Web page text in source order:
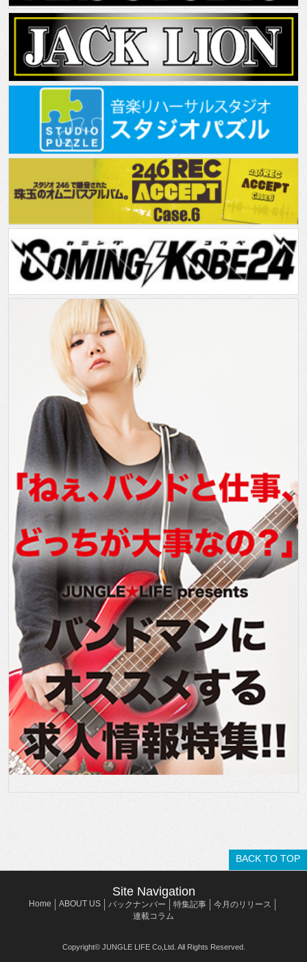
BACK TO TOP
Site Navigation
Home ABOUT US バックナンバー 特集記事
今月のリリース
連載コラム
Copyright© JUNGLE LIFE Co,Ltd. All Rights Reserved.